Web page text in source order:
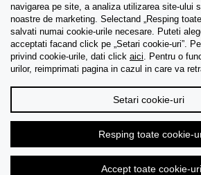
Colectii
Tips & Guides
Despre noi
Limba
navigarea pe site, a analiza utilizarea site-ului
noastre de marketing. Selectand „Resping
salvati numai cookie-urile necesare. Puteti
acceptati facand click pe „Setari cookie-uri”.
privind cookie-urile, dati click aici. Pentru o
urilor, reimprimati pagina in cazul in care va
Setari cookie-uri
Resping toate cookie-
Accept toate cookie-